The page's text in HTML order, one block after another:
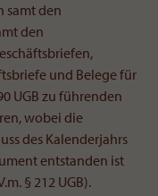
samt den
den
und Belege für
UGB zu führenden
wobei die
des Kalenderjahrs
entstanden ist
§ 212 UGB).